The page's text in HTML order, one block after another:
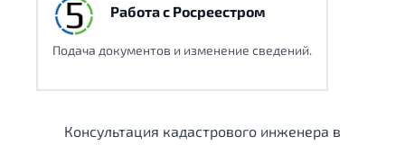
Работа с Росреестром
Подача документов и изменение сведений.
Консультация кадастрового инженера в